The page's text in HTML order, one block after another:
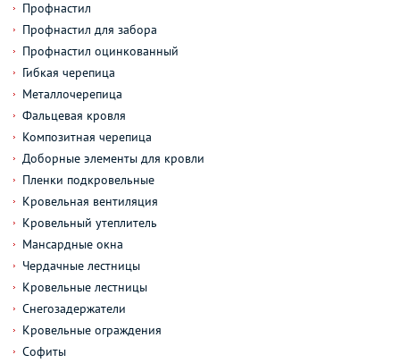
Профнастил
Профнастил для забора
Профнастил оцинкованный
Гибкая черепица
Металлочерепица
Фальцевая кровля
Композитная черепица
Доборные элементы для кровли
Пленки подкровельные
Кровельная вентиляция
Кровельный утеплитель
Мансардные окна
Чердачные лестницы
Кровельные лестницы
Снегозадержатели
Кровельные ограждения
Софиты